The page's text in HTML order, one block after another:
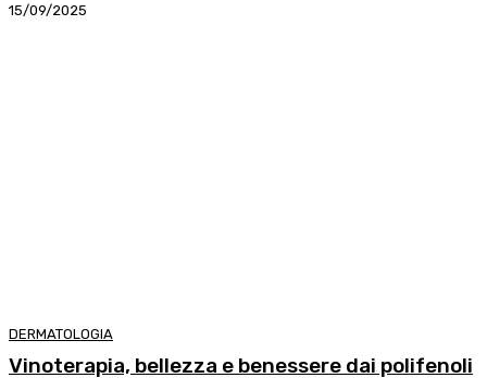
15/09/2025
DERMATOLOGIA
Vinoterapia, bellezza e benessere dai polifenoli